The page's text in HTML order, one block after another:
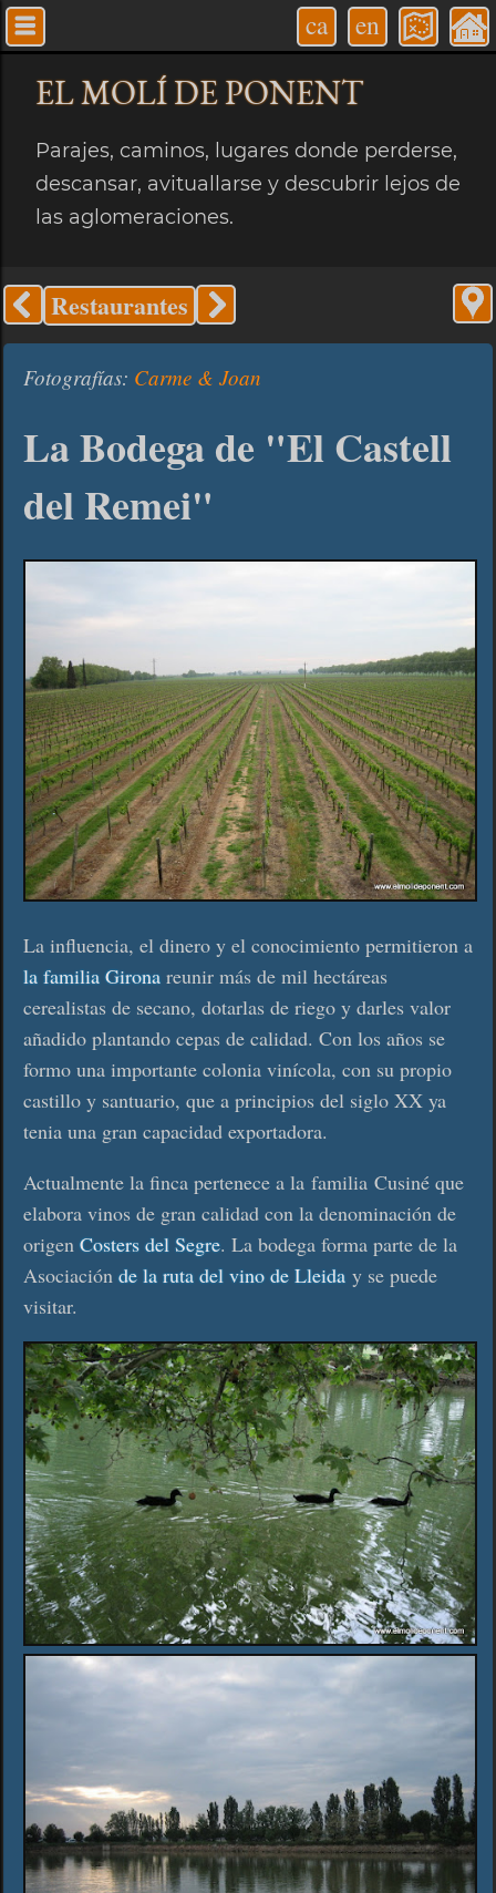
ca en
EL MOLÍDE PONENT
Parajes, caminos, lugares donde perderse,
descansar, avituallarse y descubrir lejos de
las aglomeraciones.
Restaurantes
Fotografías: Carme & Joan
La Bodega de "El Castell
del Remei"
La influencia, el dinero y el conocimiento permitieron a
la familia Girona reunir más de mil hectáreas
cerealistas de secano, dotarlas de riego y darles valor
añadido plantando cepas de calidad. Con los años se
formo una importante colonia vinícola, con su propio
castillo y santuario, que a principios del siglo XX ya
tenia una gran capacidad exportadora.
Actualmente la finca pertenece a la familia Cusiné que
elabora vinos de gran calidad con la denominación de
origen Costers del Segre. La bodega forma parte de la
Asociación de la ruta del vino de Lleida y se puede
visitar.